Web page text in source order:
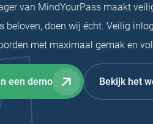
van MindYourPass maakt
beloven, doen wij écht. Veilig
met maximaal gemak en
een demo Bekijk het